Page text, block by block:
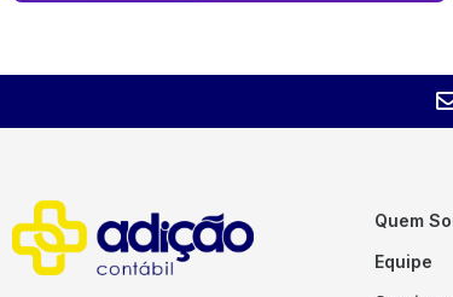
Quem
Equipe